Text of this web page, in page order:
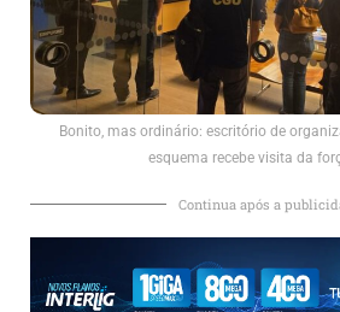
Bonito, mas ordinário: escritório de
esquema recebe visita da
Continua após a